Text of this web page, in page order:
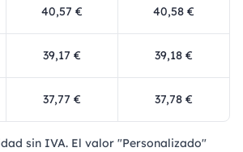
40,57 € 40,58 €
39,17 € 39,18 €
37,77 € 37,78 €
sin IVA. El valor "Personalizado"